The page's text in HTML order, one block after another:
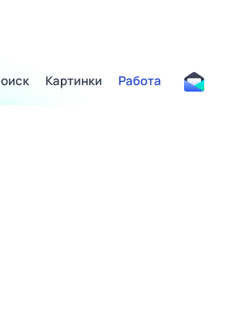
Картинки Работа